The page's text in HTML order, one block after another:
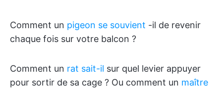
Comment un pigeon se souvient -il de revenir
chaque fois sur votre balcon ?
Comment un rat sait-il sur quel levier appuyer
pour sortir de sa cage ? Ou comment un maître